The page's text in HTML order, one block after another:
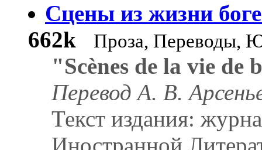
Сцены из жизни
662k
Проза, Переводы,
"Scènes de la vie de
Перевод А. В.
Текст издания: